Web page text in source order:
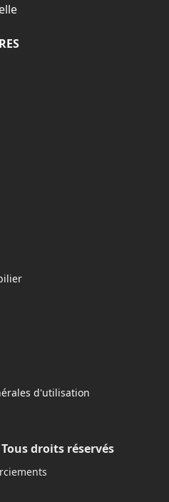
d'utilisation
droits réservés